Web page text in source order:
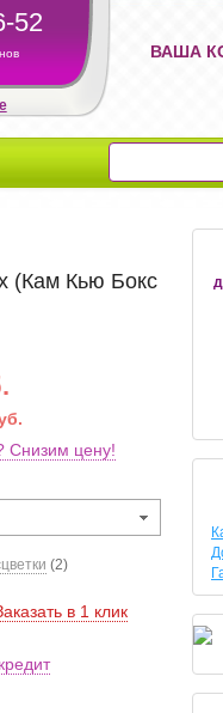
52
ВАША
(Кам Кью Бокс
Снизим цену!
(2)
в 1 клик